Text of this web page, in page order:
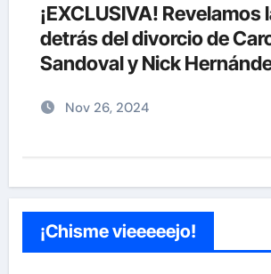
Jay-Z reacciona a
supuesto abuso a
junto a Diddy Combs en
Dic 9, 2024
¡Chisme vieeeeejo!